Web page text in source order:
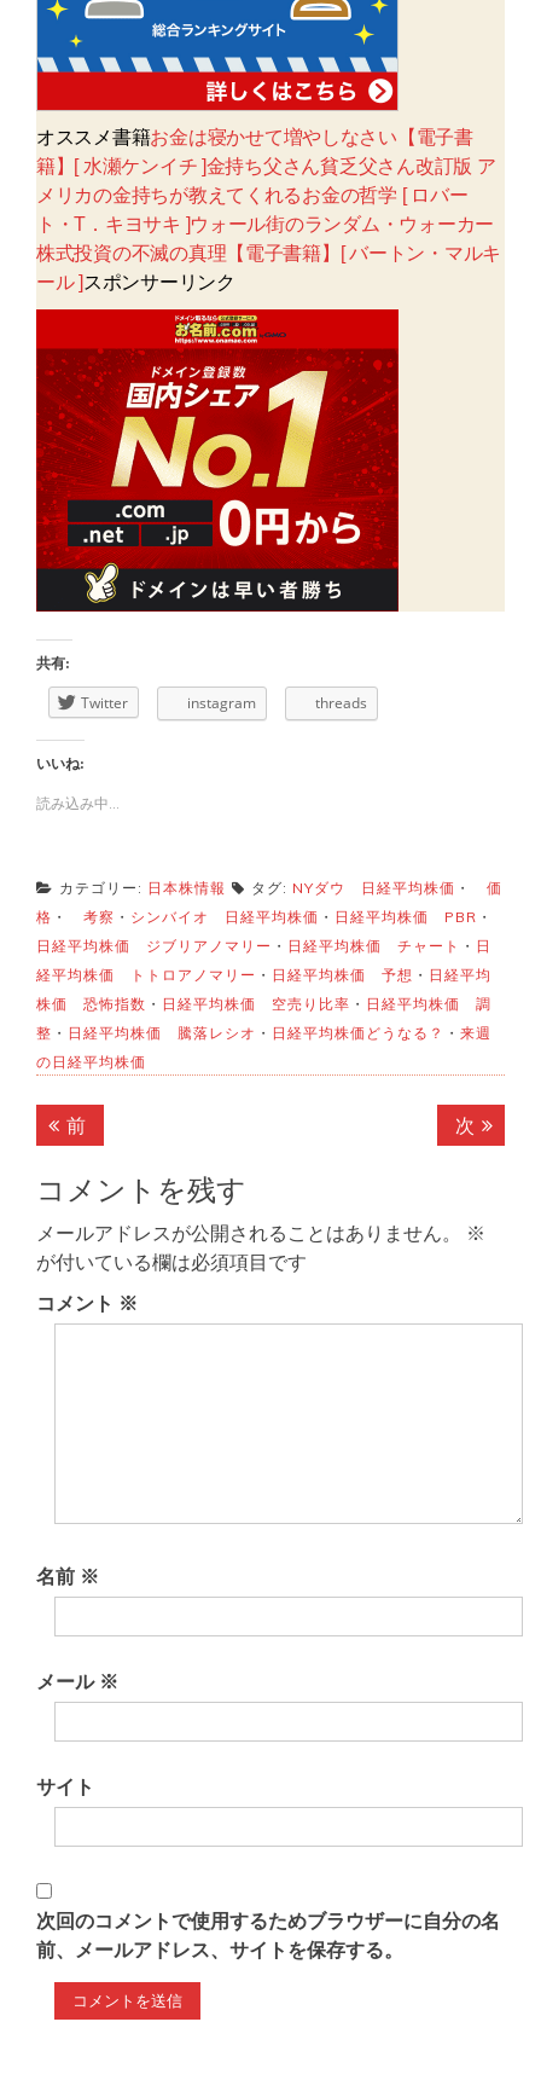
オススメ書籍お金は寝かせて増やしなさい【電子書
籍】[ 水瀬ケンイチ ]金持ち父さん貧乏父さん改訂版 ア
メリカの金持ちが教えてくれるお金の哲学 [ ロバー
ト・T．キヨサキ ]ウォール街のランダム・ウォーカー
株式投資の不滅の真理【電子書籍】[ バートン・マルキ
ール ]スポンサーリンク
共有:
Twitter instagram threads
いいね:
読み込み中...
カテゴリー: 日本株情報 タグ: NYダウ 日経平均株価 ・
価
格 ・ 考察 ・ シンバイオ 日経平均株価 ・ 日経平均株価 PBR ・
日経平均株価 ジブリアノマリー ・ 日経平均株価 チャート ・ 日
経平均株価 トトロアノマリー ・ 日経平均株価 予想 ・ 日経平均
株価 恐怖指数 ・ 日経平均株価 空売り比率 ・ 日経平均株価 調
整 ・ 日経平均株価 騰落レシオ ・ 日経平均株価どうなる？ ・ 来週
の日経平均株価
投
ナ
ビ
ゲ
ー
前前
の
記
次 次
の
コメントを残す
メールアドレスが公開されることはありません。
※
が付いている欄は必須項目です
コメント ※
名前 ※
メール ※
サイト
次回のコメントで使用するためブラウザーに自分の名
前、メールアドレス、サイトを保存する。